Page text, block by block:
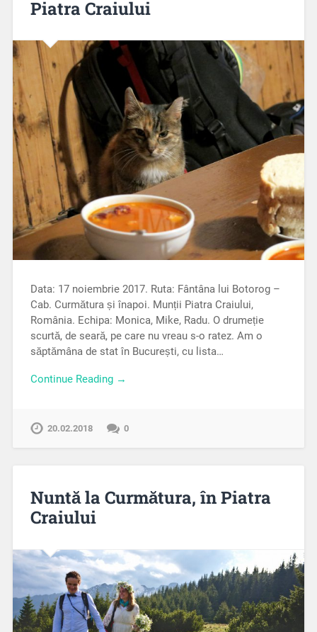
Piatra Craiului
Data: 17 noiembrie 2017. Ruta: Fântâna lui Botorog –
Cab. Curmătura și înapoi. Munții Piatra Craiului,
România. Echipa: Monica, Mike, Radu. O drumeție
scurtă, de seară, pe care nu vreau s-o ratez. Am o
săptămâna de stat în București, cu lista…
Continue Reading →
20.02.2018 0
Nuntă la Curmătura, în Piatra
Craiului